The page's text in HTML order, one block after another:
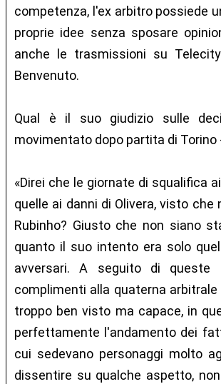
competenza, l'ex arbitro possiede
proprie idee senza sposare
anche le trasmissioni su
Benvenuto.
Qual è il suo giudizio sulle
movimentato dopo partita di Torino
«Direi che le giornate di squalifica
quelle ai danni di Olivera, visto
Rubinho? Giusto che non siano
quanto il suo intento era solo
avversari. A seguito di
complimenti alla quaterna
troppo ben visto ma capace, in
perfettamente l'andamento dei
cui sedevano personaggi molto
dissentire su qualche aspetto,